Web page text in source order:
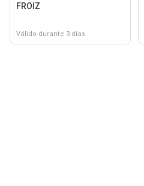
FROIZ
Válido durante 3 días